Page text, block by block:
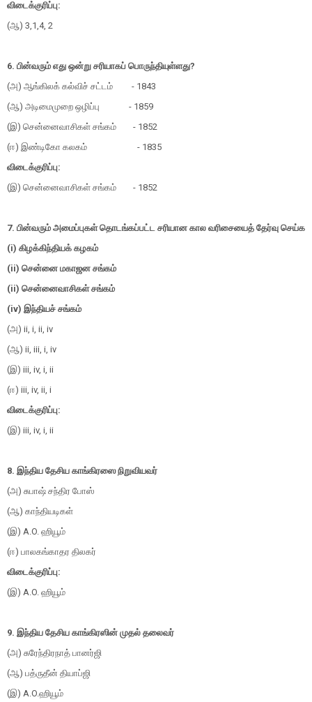
விடைக்குரிப்பு:
(ஆ) 3,1,4, 2
6. பின்வரும் எது ஒன்று சரியாகப் பொருந்தியுள்ளது?
(அ) ஆங்கிலக் கல்விச் சட்டம் - 1843
(ஆ) அடிமைமுறை ஒழிப்பு - 1859
(இ) சென்னைவாசிகள் சங்கம் - 1852
(ஈ) இண்டிகோ கலகம் - 1835
விடைக்குரிப்பு:
(இ) சென்னைவாசிகள் சங்கம் - 1852
7. பின்வரும் அமைப்புகள் தொடங்கப்பட்ட சரியான கால வரிசையைத் தேர்வு செய்க
(i) கிழக்கிந்தியக் கழகம்
(ii) சென்னை மகாஜன சங்கம்
(ii) சென்னைவாசிகள் சங்கம்
(iv) இந்தியச் சங்கம்
(அ) ii, i, ii, iv
(ஆ) ii, iii, i, iv
(இ) iii, iv, i, ii
(ஈ) iii, iv, ii, i
விடைக்குரிப்பு:
(இ) iii, iv, i, ii
8. இந்திய தேசிய காங்கிரஸை நிறுவியவர்
(அ) சுபாஷ் சந்திர போஸ்
(ஆ) காந்தியடிகள்
(இ) A.O. ஹியூம்
(ஈ) பாலகங்காதர திலகர்
விடைக்குரிப்பு:
(இ) A.O. ஹியூம்
9. இந்திய தேசிய காங்கிரஸின் முதல் தலைவர்
(அ) சுரேந்திரநாத் பானர்ஜி
(ஆ) பத்ருதீன் தியாப்ஜி
(இ) A.O.ஹியூம்